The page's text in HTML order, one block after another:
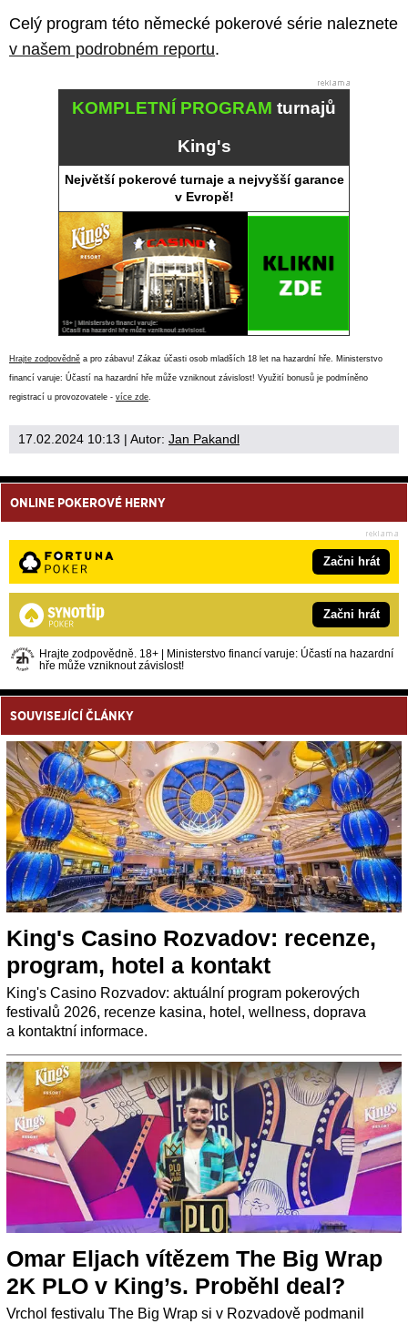
Celý program této německé pokerové série naleznete
v našem podrobném reportu.
KOMPLETNÍ PROGRAM turnajů
King's
Největší pokerové turnaje a nejvyšší garance
v Evropě!
Hrajte zodpovědně a pro zábavu! Zákaz účasti osob mladších 18 let na hazardní hře. Ministerstvo
financí varuje: Účastí na hazardní hře může vzniknout závislost! Využití bonusů je podmíněno
registrací u provozovatele - více zde.
17.02.2024 10:13 | Autor: Jan Pakandl
ONLINE POKEROVÉ HERNY
Začni hrát
Začni hrát
Hrajte zodpovědně. 18+ | Ministerstvo financí varuje: Účastí na hazardní
hře může vzniknout závislost!
SOUVISEJÍCÍ ČLÁNKY
King's Casino Rozvadov: recenze,
program, hotel a kontakt
King's Casino Rozvadov: aktuální program pokerových
festivalů 2026, recenze kasina, hotel, wellness, doprava
a kontaktní informace.
Omar Eljach vítězem The Big Wrap
2K PLO v King’s. Proběhl deal?
Vrchol festivalu The Big Wrap si v Rozvadově podmanil